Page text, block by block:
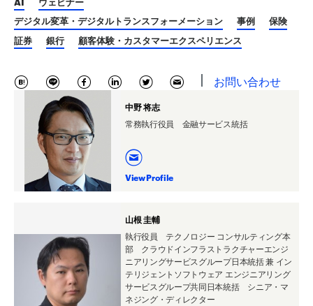
デジタル変革・デジタルトランスフォーメーション
事例
保険
証券
銀行 顧客体験・カスタマーエクスペリエンス
お問い合わせ
中野 将志
常務執行役員 金融サービス統括
View Profile
山根 圭輔
執行役員 テクノロジー コンサルティング本
部 クラウドインフラストラクチャーエンジ
ニアリングサービスグループ日本統括 兼 イン
テリジェントソフトウェア エンジニアリング
サービスグループ共同日本統括 シニア・マ
ネジング・ディレクター